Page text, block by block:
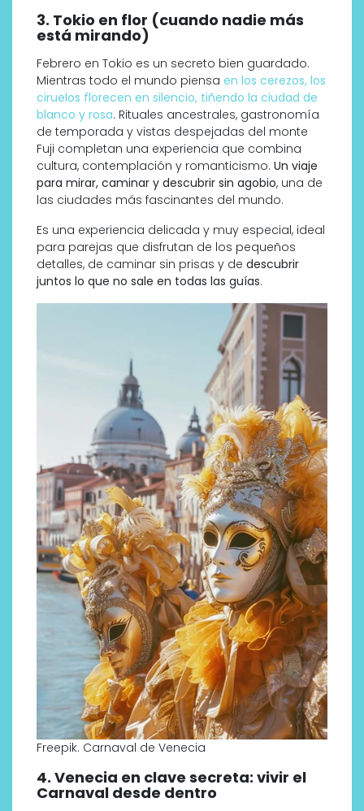
3. Tokio en flor (cuando nadie más
está mirando)
Febrero en Tokio es un secreto bien guardado.
Mientras todo el mundo piensa en los cerezos, los
ciruelos florecen en silencio, tiñendo la ciudad de
blanco y rosa. Rituales ancestrales, gastronomía
de temporada y vistas despejadas del monte
Fuji completan una experiencia que combina
cultura, contemplación y romanticismo. Un viaje
para mirar, caminar y descubrir sin agobio, una de
las ciudades más fascinantes del mundo.
Es una experiencia delicada y muy especial, ideal
para parejas que disfrutan de los pequeños
detalles, de caminar sin prisas y de descubrir
juntos lo que no sale en todas las guías.
Freepik. Carnaval de Venecia
4. Venecia en clave secreta: vivir el
Carnaval desde dentro